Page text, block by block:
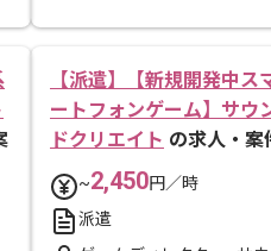
【派遣】【新規開発中ス
ートフォンゲーム】サウ
ドクリエイト の求人・案
~2,450円／時
派遣